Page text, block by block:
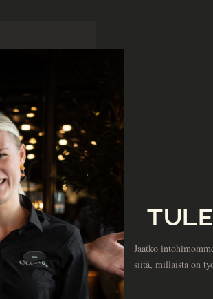
Jaatko
siitä, millaista on